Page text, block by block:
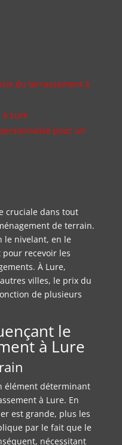
du terrassement à
Lure
pour un
cruciale dans tout
de terrain.
le nivelant, en le
recevoir les
À Lure,
villes, le prix du
de plusieurs
le
à Lure
élément déterminant
à Lure. En
est grande, plus les
par le fait que le
nécessitant